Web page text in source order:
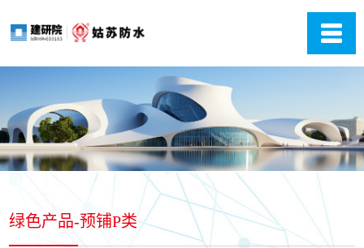
绿色产品-预铺P类